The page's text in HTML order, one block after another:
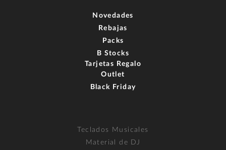
Novedades
Rebajas
Packs
B Stocks
Tarjetas Regalo
Outlet
Black Friday
Teclados Musicales
Material de DJ